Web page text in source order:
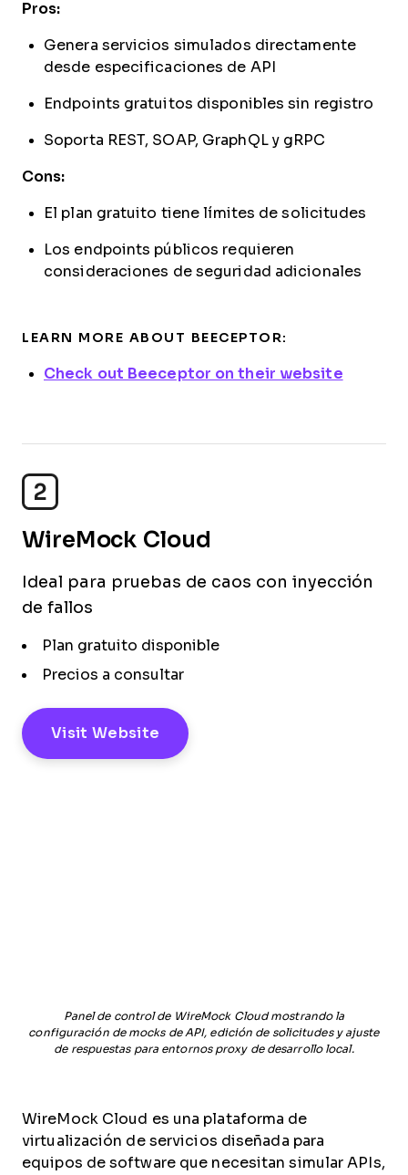
Pros:
Genera servicios simulados directamente
desde especificaciones de API
Endpoints gratuitos disponibles sin registro
Soporta REST, SOAP, GraphQL y gRPC
Cons:
El plan gratuito tiene límites de solicitudes
Los endpoints públicos requieren
consideraciones de seguridad adicionales
LEARN MORE ABOUT BEECEPTOR:
Check out Beeceptor on their website
2
WireMock Cloud
Ideal para pruebas de caos con inyección
de fallos
Plan gratuito disponible
Precios a consultar
Visit Website
Panel de control de WireMock Cloud mostrando la
configuración de mocks de API, edición de solicitudes y ajuste
de respuestas para entornos proxy de desarrollo local.
WireMock Cloud es una plataforma de
virtualización de servicios diseñada para
equipos de software que necesitan simular APIs,